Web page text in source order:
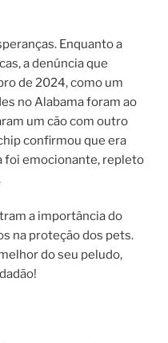
Enquanto a
a denúncia que
de 2024, como um
no Alabama foram ao
um cão com outro
confirmou que era
foi emocionante, repleto
a importância do
na proteção dos pets.
do seu peludo,